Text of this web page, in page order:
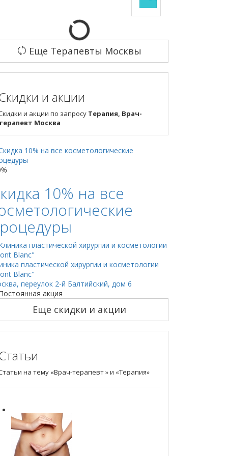
Еще Терапевты Москвы
и акции
и акции по запросу Терапия, Врач-
Москва
10% на все
пластической хирургии и косметологии
Blanc"
переулок 2-й Балтийский, дом 6
акция
Еще скидки и акции
на тему «Врач-терапевт » и «Терапия»